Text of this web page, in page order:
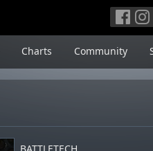
Charts Community